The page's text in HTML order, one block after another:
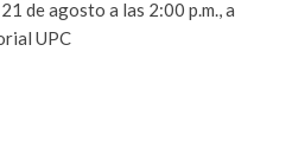
de agosto a las 2:00 p.m., a
UPC